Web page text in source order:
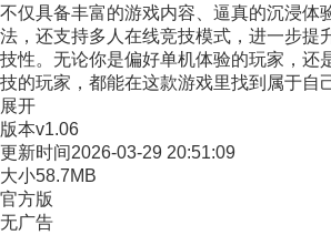
不仅具备丰富的游戏内容、逼真的沉浸体
法，还支持多人在线竞技模式，进一步提
技性。无论你是偏好单机体验的玩家，还
技的玩家，都能在这款游戏里找到属于自
展开
版本v1.06
更新时间2026-03-29 20:51:09
大小58.7MB
官方版
无广告